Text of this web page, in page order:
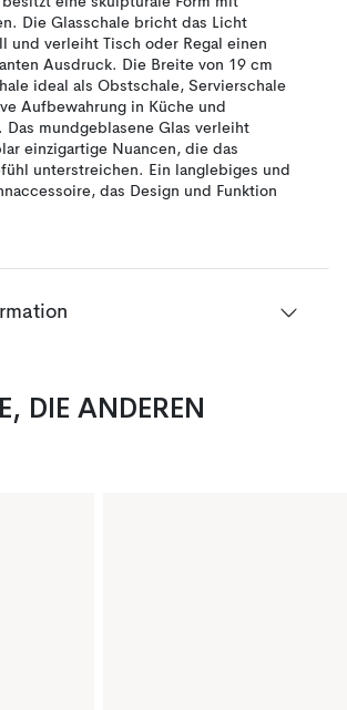
Die Glasschale bricht das Licht
und verleiht Tisch oder Regal einen
Ausdruck. Die Breite von 19 cm
ideal als Obstschale, Servierschale
Aufbewahrung in Küche und
Das mundgeblasene Glas verleiht
einzigartige Nuancen, die das
unterstreichen. Ein langlebiges und
das Design und Funktion
DIE ANDEREN